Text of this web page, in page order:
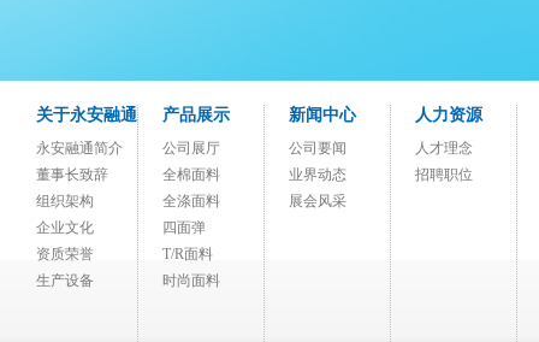
关于永安融通
永安融通简介
董事长致辞
组织架构
企业文化
资质荣誉
生产设备
产品展示
公司展厅
全棉面料
全涤面料
四面弹
T/R面料
时尚面料
新闻中心
公司要闻
业界动态
展会风采
人力资源
人才理念
招聘职位